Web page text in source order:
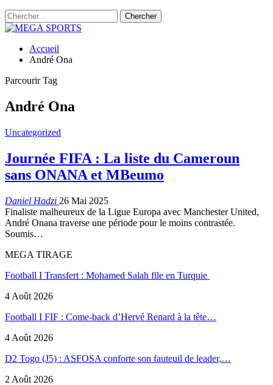
Accueil
André Ona
Parcourir Tag
André Ona
Uncategorized
Journée FIFA : La liste du Cameroun
sans ONANA et MBeumo
Daniel Hadzi 26 Mai 2025
Finaliste malheureux de la Ligue Europa avec Manchester United,
André Onana traverse une période pour le moins contrastée.
Soumis…
MEGA TIRAGE
Football I Transfert : Mohamed Salah file en Turquie
4 Août 2026
Football I FIF : Come-back d’Hervé Renard à la tête…
4 Août 2026
D2 Togo (J5) : ASFOSA conforte son fauteuil de leader,…
2 Août 2026